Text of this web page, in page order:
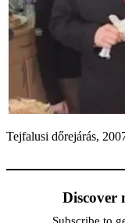
Tejfalusi dőrejárás,
Discover